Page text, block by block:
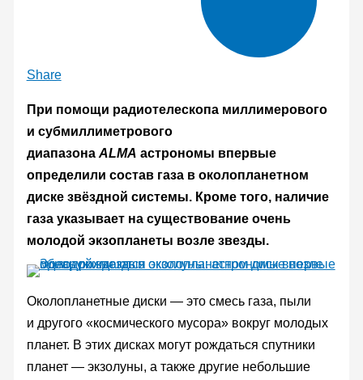
Share
При помощи радиотелескопа миллимерового
и субмиллиметрового
диапазона ALMA астрономы впервые
определили состав газа в околопланетном
диске звёздной системы. Кроме того, наличие
газа указывает на существование очень
молодой экзопланеты возле звезды.
Околопланетные диски — это смесь газа, пыли
и другого «космического мусора» вокруг молодых
планет. В этих дисках могут рождаться спутники
планет — экзолуны, а также другие небольшие